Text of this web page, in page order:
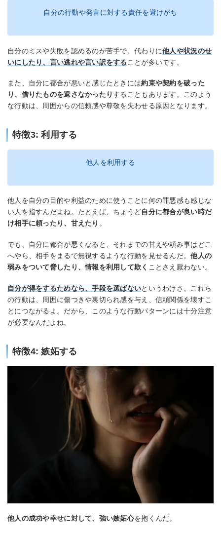
自分の行動や発言に対する責任を避けがち
自分のミスや失敗を認めるのが苦手で、代わりに他人や状況のせ
いにしたり、言い逃れや言い訳をする ことが多いです。
また、自分に都合が悪いと感じたときには約束や契約を破った
り、借りたものを返さなかったりすることもあります。このよう
な行動は、周囲からの信頼感や尊敬を失わせる原因となります。
特徴3: 利用する
他人を利用する
他人を自分の目的や利益のために使うことに何の罪悪感も感じな
い人を指すんだよね。たとえば、ちょうど自分に都合が良い時だ
け相手に頼ったり、甘えたり 。
でも、自分に都合が悪くなると、それまでの甘えや頼み事はどこ
へやら、相手をまるで無視するような行動を見せるんだ。他人の
弱みをついて脅したり、情報を利用して欺く ことさえ厭わない。
自分が得をするためなら、手段を選ばないというわけさ。これら
の行動は、周囲に傷つきや裏切られ感を与え、信頼関係を壊すこ
とにつながるよ。だから、このような行動パターンには十分注意
が必要なんだよね。
特徴4: 嫉妬する
他人の成功や幸せに対して、強い嫉妬心を抱くんだ。